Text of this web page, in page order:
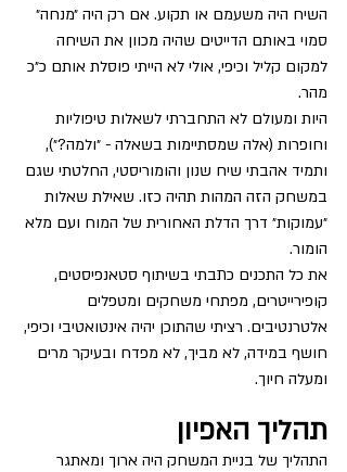
השיח היה משעמם או תקוע. אם רק היה ״מנחה״
סמוי באותם הדייטים שהיה מכוון את השיחה
למקום קליל וכיפי, אולי לא הייתי פוסלת אותם כ״כ
מהר.
היות ומעולם לא התחברתי לשאלות טיפוליות
וחופרות (אלה שמסתיימות בשאלה - ״ולמה?״),
ותמיד אהבתי שיח שנון והומוריסטי, החלטתי שגם
במשחק הזה המהות תהיה כזו. שאילת שאלות
״עמוקות״ דרך הדלת האחורית של המוח ועם מלא
הומור.
את כל התכנים כתבתי בשיתוף סטאנפיסטים,
קופירייטרים, מפתחי משחקים ומטפלים
אלטרנטיבים. רציתי שהתוכן יהיה אינטואטיבי וכיפי,
חושף במידה, לא מביך, לא מפדח ובעיקר מרים
ומעלה חיוך.
תהליך האפיון
התהליך של בניית המשחק היה ארוך ומאתגר